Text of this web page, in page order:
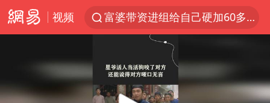
视频
富婆带资进组给自己硬加60多场吻戏
金饰克价一夜涨回1300元
峰哥实名举报汪海林偷税漏税
名创优品一次性内裤 颜面尽失